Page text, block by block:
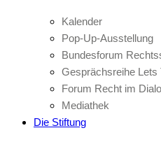
Kalender
Pop-Up-Ausstellung
Bundesforum
Gesprächsreihe Lets
Forum Recht im
Mediathek
Die Stiftung